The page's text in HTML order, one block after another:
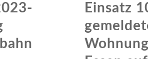
Einsatz